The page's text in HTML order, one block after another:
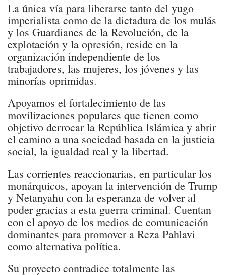
La única vía para liberarse tanto del yugo
imperialista como de la dictadura de los mulás
y los Guardianes de la Revolución, de la
explotación y la opresión, reside en la
organización independiente de los
trabajadores, las mujeres, los jóvenes y las
minorías oprimidas.
Apoyamos el fortalecimiento de las
movilizaciones populares que tienen como
objetivo derrocar la República Islámica y abrir
el camino a una sociedad basada en la justicia
social, la igualdad real y la libertad.
Las corrientes reaccionarias, en particular los
monárquicos, apoyan la intervención de Trump
y Netanyahu con la esperanza de volver al
poder gracias a esta guerra criminal. Cuentan
con el apoyo de los medios de comunicación
dominantes para promover a Reza Pahlavi
como alternativa política.
Su proyecto contradice totalmente las